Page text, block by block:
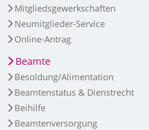
Mitgliedsgewerkschaften
Neumitglieder-Service
Online-Antrag
Beamte
Besoldung/Alimentation
Beamtenstatus & Dienstrecht
Beihilfe
Beamtenversorgung